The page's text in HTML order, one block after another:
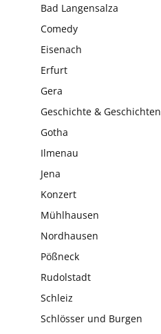
Bad Langensalza
Comedy
Eisenach
Erfurt
Gera
Geschichte & Geschichten
Gotha
Ilmenau
Jena
Konzert
Mühlhausen
Nordhausen
Pößneck
Rudolstadt
Schleiz
Schlösser und Burgen